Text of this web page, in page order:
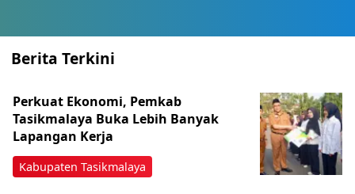
Berita Terkini
Kabupaten Tasikmalaya
Perkuat Ekonomi, Pemkab
Tasikmalaya Buka Lebih Banyak
Lapangan Kerja